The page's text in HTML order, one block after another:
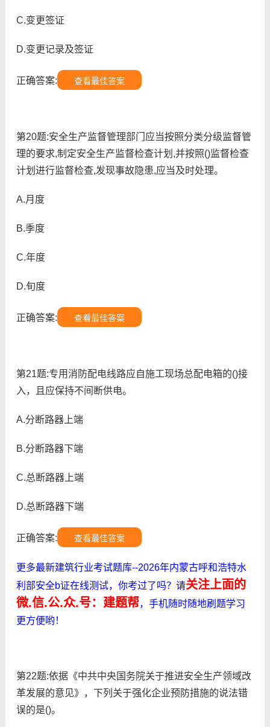
C.变更签证
D.变更记录及签证
正确答案: 查看最佳答案
第20题:安全生产监督管理部门应当按照分类分级监督管
理的要求,制定安全生产监督检查计划,并按照()监督检查
计划进行监督检查,发现事故隐患,应当及时处理。
A.月度
B.季度
C.年度
D.旬度
正确答案: 查看最佳答案
第21题:专用消防配电线路应自施工现场总配电箱的()接
入，且应保持不间断供电。
A.分断路器上端
B.分断路器下端
C.总断路器上端
D.总断路器下端
正确答案: 查看最佳答案
更多最新建筑行业考试题库--2026年内蒙古呼和浩特水
利部安全b证在线测试，你考过了吗？请关注上面的
微.信.公.众.号：建题帮，手机随时随地刷题学习
更方便哟！
第22题:依据《中共中央国务院关于推进安全生产领域改
革发展的意见》，下列关于强化企业预防措施的说法错
误的是()。